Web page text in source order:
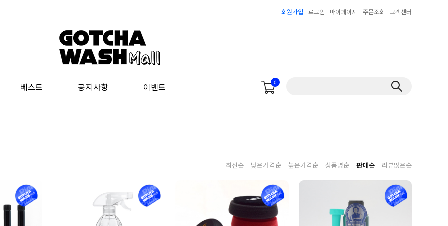
회원가입 로그인 마이페이지 주문조회 고객센터
베스트 공지사항 이벤트 0
최신순 낮은가격순 높은가격순 상품명순 판매순 리뷰많은순